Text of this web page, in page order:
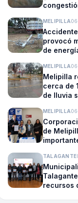
exigen
viales
MELIPILLA
provocó
de
6.000
MELIPILLA
Melipilla
cerca de
de lluvia
la noche
MELIPILLA
de
Dual
TALAGANTE
recursos